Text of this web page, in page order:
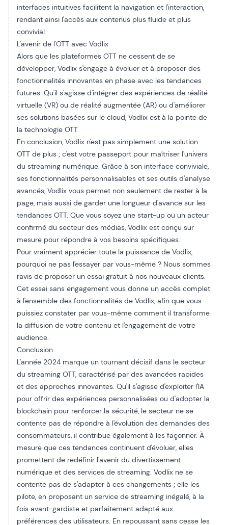
interfaces intuitives facilitent la navigation et l'interaction,
rendant ainsi l'accès aux contenus plus fluide et plus
convivial.
L'avenir de l'OTT avec Vodlix
Alors que les plateformes OTT ne cessent de se
développer, Vodlix s'engage à évoluer et à proposer des
fonctionnalités innovantes en phase avec les tendances
futures. Qu'il s'agisse d'intégrer des expériences de réalité
virtuelle (VR) ou de réalité augmentée (AR) ou d'améliorer
ses solutions basées sur le cloud, Vodlix est à la pointe de
la technologie OTT.
En conclusion, Vodlix n'est pas simplement une solution
OTT de plus ; c'est votre passeport pour maîtriser l'univers
du streaming numérique. Grâce à son interface conviviale,
ses fonctionnalités personnalisables et ses outils d'analyse
avancés, Vodlix vous permet non seulement de rester à la
page, mais aussi de garder une longueur d'avance sur les
tendances OTT. Que vous soyez une start-up ou un acteur
confirmé du secteur des médias, Vodlix est conçu sur
mesure pour répondre à vos besoins spécifiques.
Pour vraiment apprécier toute la puissance de Vodlix,
pourquoi ne pas l'essayer par vous-même ? Nous sommes
ravis de proposer un essai gratuit à nos nouveaux clients.
Cet essai sans engagement vous donne un accès complet
à l'ensemble des fonctionnalités de Vodlix, afin que vous
puissiez constater par vous-même comment il transforme
la diffusion de votre contenu et l'engagement de votre
audience.
Conclusion
L'année 2024 marque un tournant décisif dans le secteur
du streaming OTT, caractérisé par des avancées rapides
et des approches innovantes. Qu'il s'agisse d'exploiter l'IA
pour offrir des expériences personnalisées ou d'adopter la
blockchain pour renforcer la sécurité, le secteur ne se
contente pas de répondre à l'évolution des demandes des
consommateurs, il contribue également à les façonner. À
mesure que ces tendances continuent d'évoluer, elles
promettent de redéfinir l'avenir du divertissement
numérique et des services de streaming. Vodlix ne se
contente pas de s'adapter à ces changements ; elle les
pilote, en proposant un service de streaming inégalé, à la
fois avant-gardiste et parfaitement adapté aux
préférences des utilisateurs. En repoussant sans cesse les